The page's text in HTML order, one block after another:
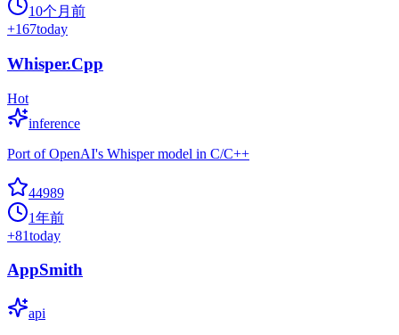
10个月前
+167today
Whisper.Cpp
Hot
inference
Port of OpenAI's Whisper model in C/C++
44989
1年前
+81today
AppSmith
api